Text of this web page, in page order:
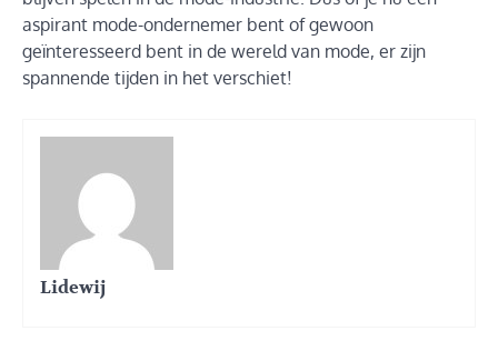
aspirant mode-ondernemer bent of gewoon
geïnteresseerd bent in de wereld van mode, er zijn
spannende tijden in het verschiet!
Lidewij